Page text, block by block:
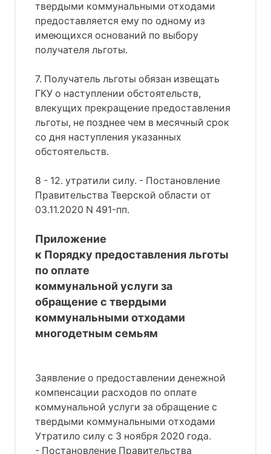
твердыми коммунальными отходами
предоставляется ему по одному из
имеющихся оснований по выбору
получателя льготы.
7. Получатель льготы обязан извещать
ГКУ о наступлении обстоятельств,
влекущих прекращение предоставления
льготы, не позднее чем в месячный срок
со дня наступления указанных
обстоятельств.
8 - 12. утратили силу. - Постановление
Правительства Тверской области от
03.11.2020 N 491-пп.
Приложение
к Порядку предоставления льготы
по оплате
коммунальной услуги за
обращение с твердыми
коммунальными отходами
многодетным семьям
Заявление о предоставлении денежной
компенсации расходов по оплате
коммунальной услуги за обращение с
твердыми коммунальными отходами
Утратило силу с 3 ноября 2020 года.
- Постановление Правительства